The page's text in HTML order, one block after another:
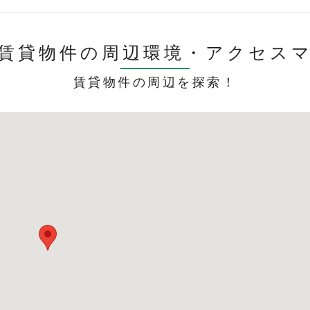
貸物件の周辺環境・ アクセス
賃貸物件の周辺を探索！